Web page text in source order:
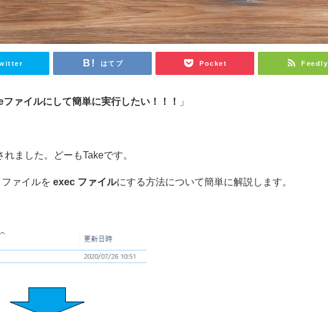
はてブ Pocket Feedly
ァイルにして簡単に実行したい！！！ 」
ました。どーもTakeです。
ァイルを exec ファイルにする方法について簡単に解説します。